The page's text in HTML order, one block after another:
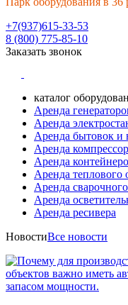
+7(937)615-33-53
8 (800) 775-85-10
Заказать звонок
каталог
Аренда
Аренда
Аренда бытовок и
Аренда
Аренда
Аренда теплового
Аренда
Аренда
Аренда ресивера
НовостиВсе новости